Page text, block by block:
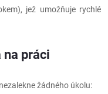
jež umožňuje rychlé
na práci
žádného úkolu: